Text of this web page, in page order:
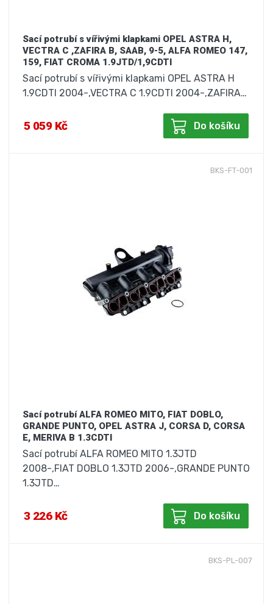
Sací potrubí s vířivými klapkami OPEL ASTRA H,
VECTRA C ,ZAFIRA B, SAAB, 9-5, ALFA ROMEO 147,
159, FIAT CROMA 1.9JTD/1,9CDTI
Sací potrubí s vířivými klapkami OPEL ASTRA H
1.9CDTI 2004-,VECTRA C 1.9CDTI 2004-,ZAFIRA…
5 059 Kč Do košíku
BKS-FT-001
Sací potrubí ALFA ROMEO MITO, FIAT DOBLO,
GRANDE PUNTO, OPEL ASTRA J, CORSA D, CORSA
E, MERIVA B 1.3CDTI
Sací potrubí ALFA ROMEO MITO 1.3JTD
2008-,FIAT DOBLO 1.3JTD 2006-,GRANDE PUNTO
1.3JTD…
3 226 Kč Do košíku
BKS-PL-007